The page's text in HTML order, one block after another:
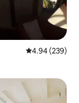
Calificación
4.94 (239)